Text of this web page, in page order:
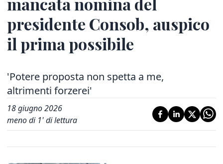
presidente Consob, auspico
il prima possibile
'Potere proposta non spetta a me,
altrimenti forzerei'
18 giugno 2026
meno di 1' di lettura